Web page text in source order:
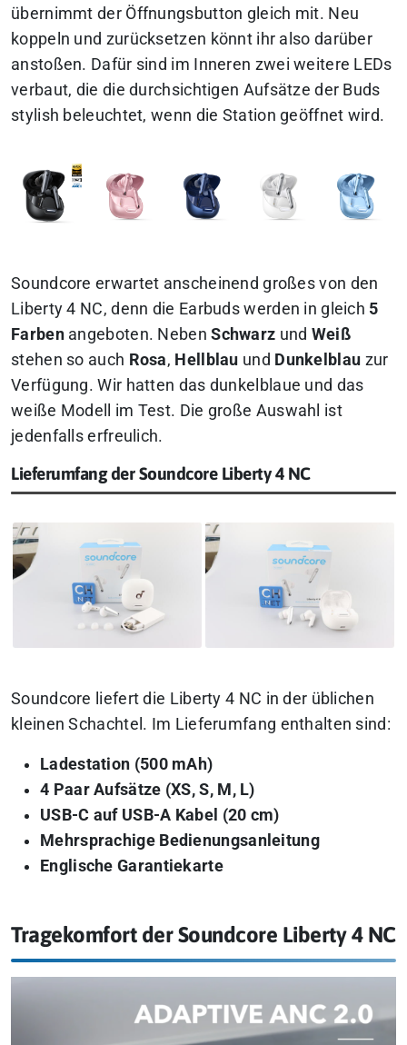
übernimmt der Öffnungsbutton gleich mit. Neu
koppeln und zurücksetzen könnt ihr also darüber
anstoßen. Dafür sind im Inneren zwei weitere LEDs
verbaut, die die durchsichtigen Aufsätze der Buds
stylish beleuchtet, wenn die Station geöffnet wird.
Soundcore erwartet anscheinend großes von den
Liberty 4 NC, denn die Earbuds werden in gleich 5
Farbenangeboten. NebenSchwarz und Weiß
stehen so auch Rosa, Hellblau und Dunkelblau zur
Verfügung. Wir hatten das dunkelblaue und das
weiße Modell im Test. Die große Auswahl ist
jedenfalls erfreulich.
Lieferumfang der Soundcore Liberty 4 NC
Soundcore liefert die Liberty 4 NC in der üblichen
kleinen Schachtel. Im Lieferumfang enthalten sind:
Ladestation (500 mAh)
4 Paar Aufsätze (XS, S, M, L)
USB-C auf USB-A Kabel (20 cm)
Mehrsprachige Bedienungsanleitung
Englische Garantiekarte
Tragekomfort der Soundcore Liberty 4 NC